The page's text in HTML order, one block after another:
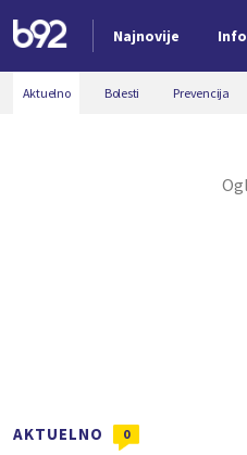
Najnovije Info
Nova vest
Aktuelno Bolesti Prevencija
AKTUELNO 0